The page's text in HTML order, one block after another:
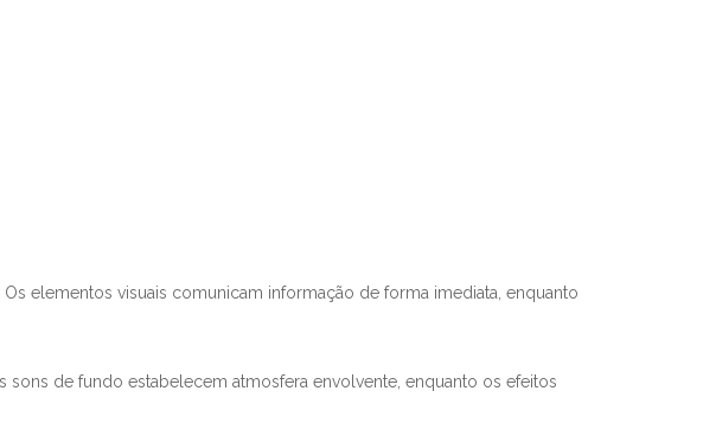
elementos visuais comunicam informação de forma imediata, enquanto
de fundo estabelecem atmosfera envolvente, enquanto os efeitos